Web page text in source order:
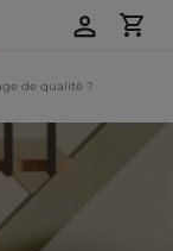
de qualité ?